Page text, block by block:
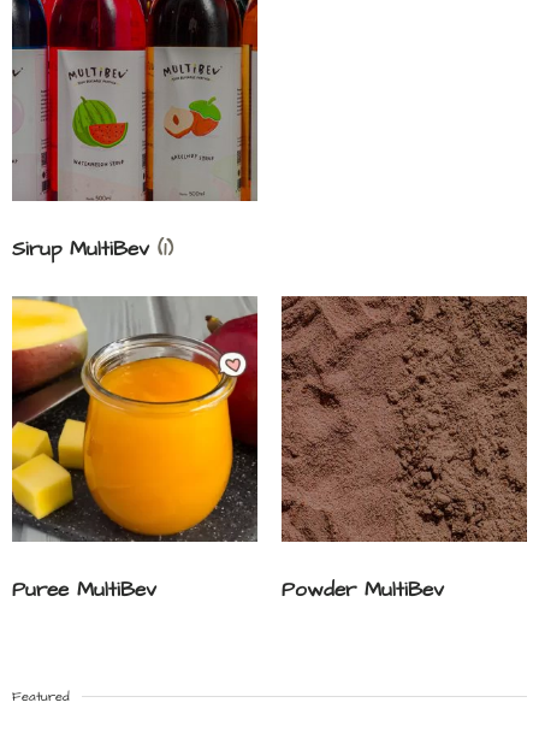
Sirup MultiBev (1)
Puree MultiBev Powder MultiBev
Featured